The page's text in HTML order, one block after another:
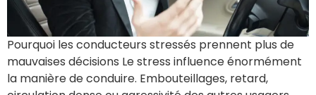
Pourquoi les conducteurs stressés prennent plus de
mauvaises décisions Le stress influence énormément
la manière de conduire. Embouteillages, retard,